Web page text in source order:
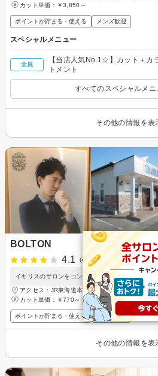
カット単価： ￥3,850～
ポイントが貯まる・使える メンズ歓迎
スペシャルメニュー
全員
【当店人気No.1☆】カット＋カ
トメント
すべてのスペシャルメニ
その他の情報を表
BOLTON
4.1
(4件)
イギリスのサロンをコンセプトに、オシャレな床
アクセス：JR東海道本線 六合駅 徒歩15分
カット単価： ￥770～
ポイントが貯まる・使える メンズ歓迎
その他の情報を表